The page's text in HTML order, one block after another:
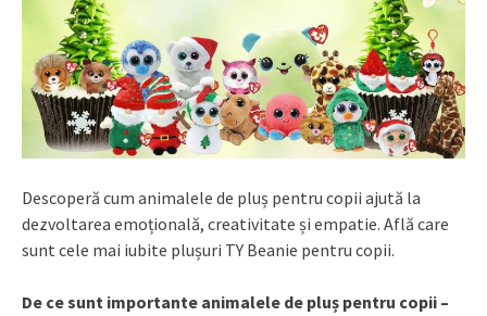
Descoperă cum animalele de pluș pentru copii ajută la
dezvoltarea emoțională, creativitate și empatie. Află care
sunt cele mai iubite plușuri TY Beanie pentru copii.
De ce sunt importante animalele de pluș pentru copii –